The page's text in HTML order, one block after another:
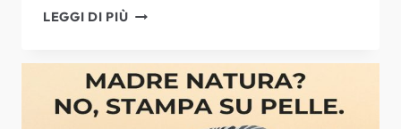
LEGGI DI PIÙMIMAKI